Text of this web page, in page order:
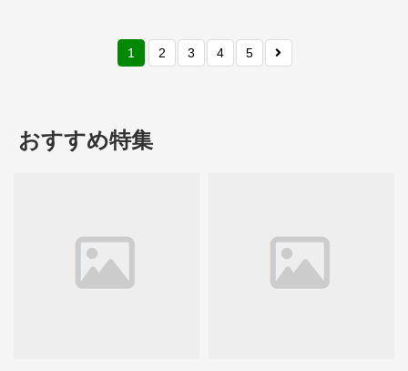
1 2 3 4 5
おすすめ特集